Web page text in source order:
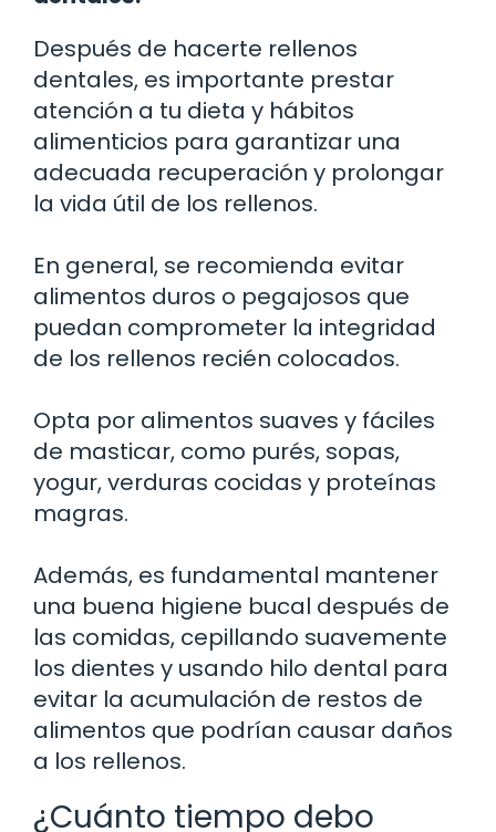
Después de hacerte rellenos
dentales, es importante prestar
atención a tu dieta y hábitos
alimenticios para garantizar una
adecuada recuperación y prolongar
la vida útil de los rellenos.
En general, se recomienda evitar
alimentos duros o pegajosos que
puedan comprometer la integridad
de los rellenos recién colocados.
Opta por alimentos suaves y fáciles
de masticar, como purés, sopas,
yogur, verduras cocidas y proteínas
magras.
Además, es fundamental mantener
una buena higiene bucal después de
las comidas, cepillando suavemente
los dientes y usando hilo dental para
evitar la acumulación de restos de
alimentos que podrían causar daños
a los rellenos.
¿Cuánto tiempo debo